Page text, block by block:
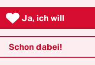
 Ja, ich will
Schon dabei!